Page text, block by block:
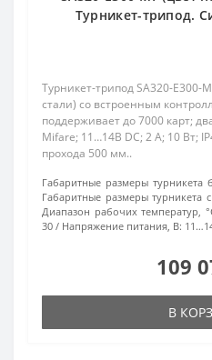
Турникет-трипод.
Турникет-трипод SA320-
стали) со встроенным
поддерживает до 7000 карт;
Mifare; 11…14В DC; 2 А; 10 Вт;
прохода 500 мм..
Габаритные размеры турникета
Габаритные размеры турникета
Диапазон рабочих температур,
30
Напряжение питания, В:
109
В